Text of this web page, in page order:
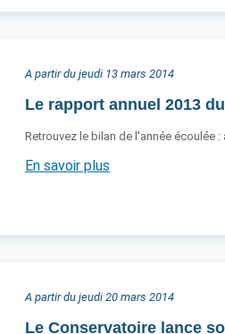
A partir du jeudi 13 mars 2014
Le rapport annuel 2013
Retrouvez le bilan de l'année écoulée
En savoir plus
A partir du jeudi 20 mars 2014
Le Conservatoire lance